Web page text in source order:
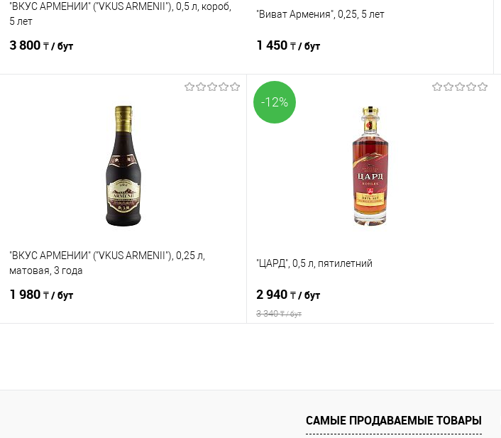
"ВКУС АРМЕНИИ" ("VKUS ARMENII"), 0,5 л, короб,
5 лет
3 800 ₸ / бут
В корзину
"Виват Армения", 0,25, 5 лет
1 450 ₸ / бут
В корзину
"ВКУС АРМЕНИИ" ("VKUS ARMENII"), 0,25 л,
матовая, 3 года
1 980 ₸ / бут
Сравнение
-12%
"ЦАРД", 0,5 л, пятилетний
2 940 ₸ / бут
3 340₸ / бут
Сравнение
В избранное
В наличии
САМЫЕ ПРОДАВАЕМЫЕ ТОВАРЫ